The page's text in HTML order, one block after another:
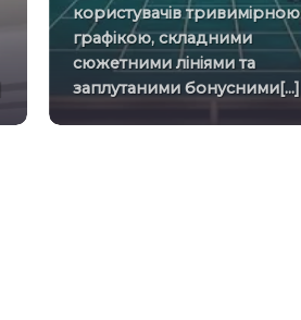
користувачів тривимірною
графікою, складними
сюжетними лініями та
заплутаними бонусними[...]